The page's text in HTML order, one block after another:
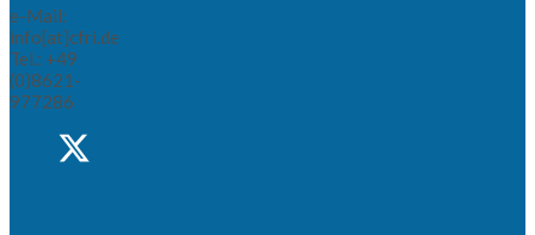
e-Mail:
info[at]cfri.de
Tel.: +49
(0)8621-
977286